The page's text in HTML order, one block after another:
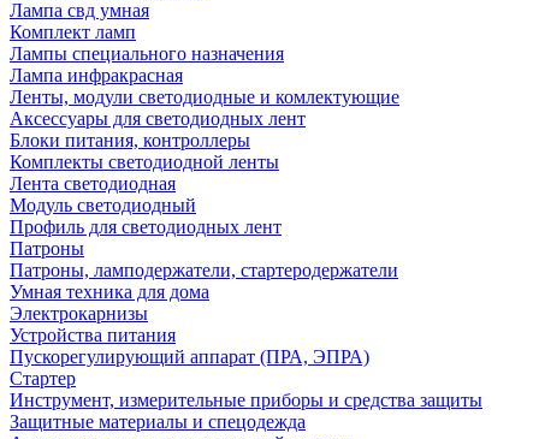
Лампа свд умная
Комплект ламп
Лампы специального назначения
Лампа инфракрасная
Ленты, модули светодиодные и комлектующие
Аксессуары для светодиодных лент
Блоки питания, контроллеры
Комплекты светодиодной ленты
Лента светодиодная
Модуль светодиодный
Профиль для светодиодных лент
Патроны
Патроны, ламподержатели, стартеродержатели
Умная техника для дома
Электрокарнизы
Устройства питания
Пускорегулирующий аппарат (ПРА, ЭПРА)
Стартер
Инструмент, измерительные приборы и средства защиты
Защитные материалы и спецодежда